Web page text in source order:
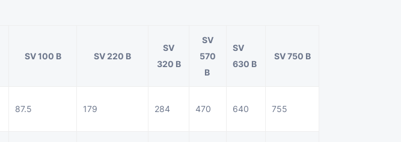
SV 100 B SV 220 B
SV
320 B
SV
570
B
SV
630 B
SV 750 B
87.5 179 284 470 640 755